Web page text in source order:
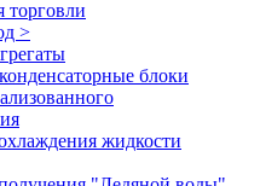
торговли
>
блоки
жидкости